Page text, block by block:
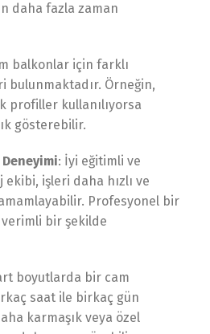
daha fazla zaman
balkonlar için farklı
bulunmaktadır. Örneğin,
profiller kullanılıyorsa
gösterebilir.
: İyi eğitimli ve
işleri daha hızlı ve
Profesyonel bir
bir şekilde
boyutlarda bir cam
saat ile birkaç gün
karmaşık veya özel